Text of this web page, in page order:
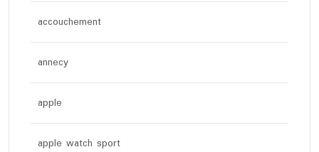
accouchement
annecy
apple
apple watch sport